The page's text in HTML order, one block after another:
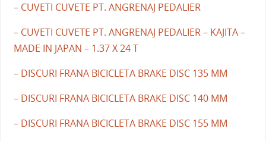
– CUVETI CUVETE PT. ANGRENAJ PEDALIER
– CUVETI CUVETE PT. ANGRENAJ PEDALIER – KAJITA –
MADE IN JAPAN – 1.37 X 24 T
– DISCURI FRANA BICICLETA BRAKE DISC 135 MM
– DISCURI FRANA BICICLETA BRAKE DISC 140 MM
– DISCURI FRANA BICICLETA BRAKE DISC 155 MM